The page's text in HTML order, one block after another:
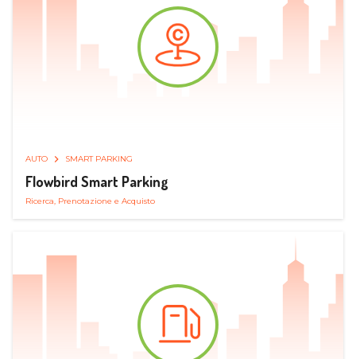
AUTO SMART PARKING
Flowbird Smart Parking
Ricerca, Prenotazione e Acquisto